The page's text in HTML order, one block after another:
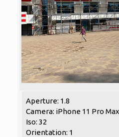
Aperture: 1.8
Camera: iPhone 11 Pro Max
Iso: 32
Orientation: 1